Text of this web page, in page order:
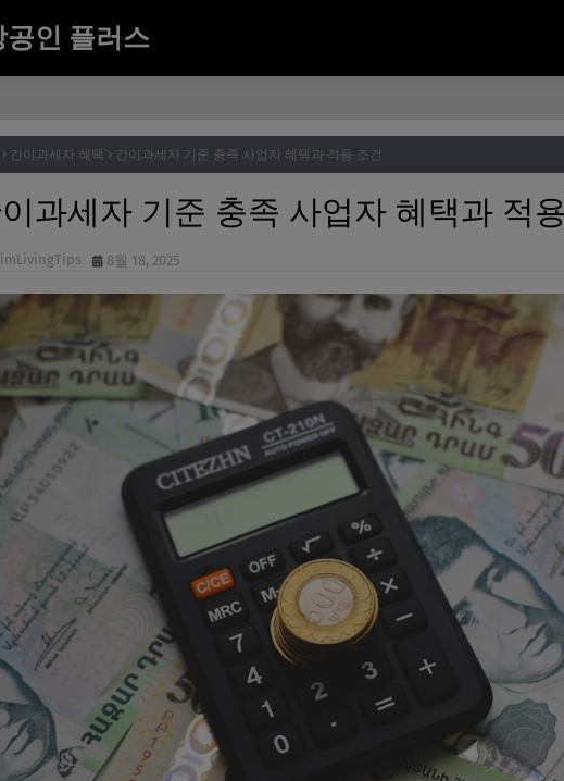
공인 플러스
간이과세자 혜택 간이과세자 기준 충족 사업자 혜택과 적용 조건
과세자 기준 충족 사업자 혜택과 적
8월 18, 2025